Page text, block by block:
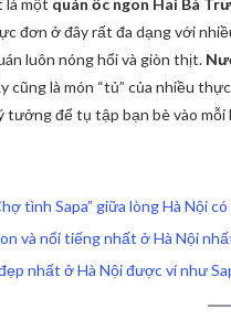
là một quán ốc ngon Hai Bà
đơn ở đây rất đa dạng với
luôn nóng hổi và giòn thịt.
cũng là món “tủ” của nhiều
tưởng để tụ tập bạn bè vào mỗi
tình Sapa” giữa lòng Hà Nội
và nổi tiếng nhất ở Hà Nội
nhất ở Hà Nội được ví như